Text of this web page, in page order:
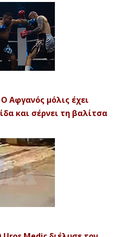
Αφγανός μόλις έχει
και σέρνει τη βαλίτσα